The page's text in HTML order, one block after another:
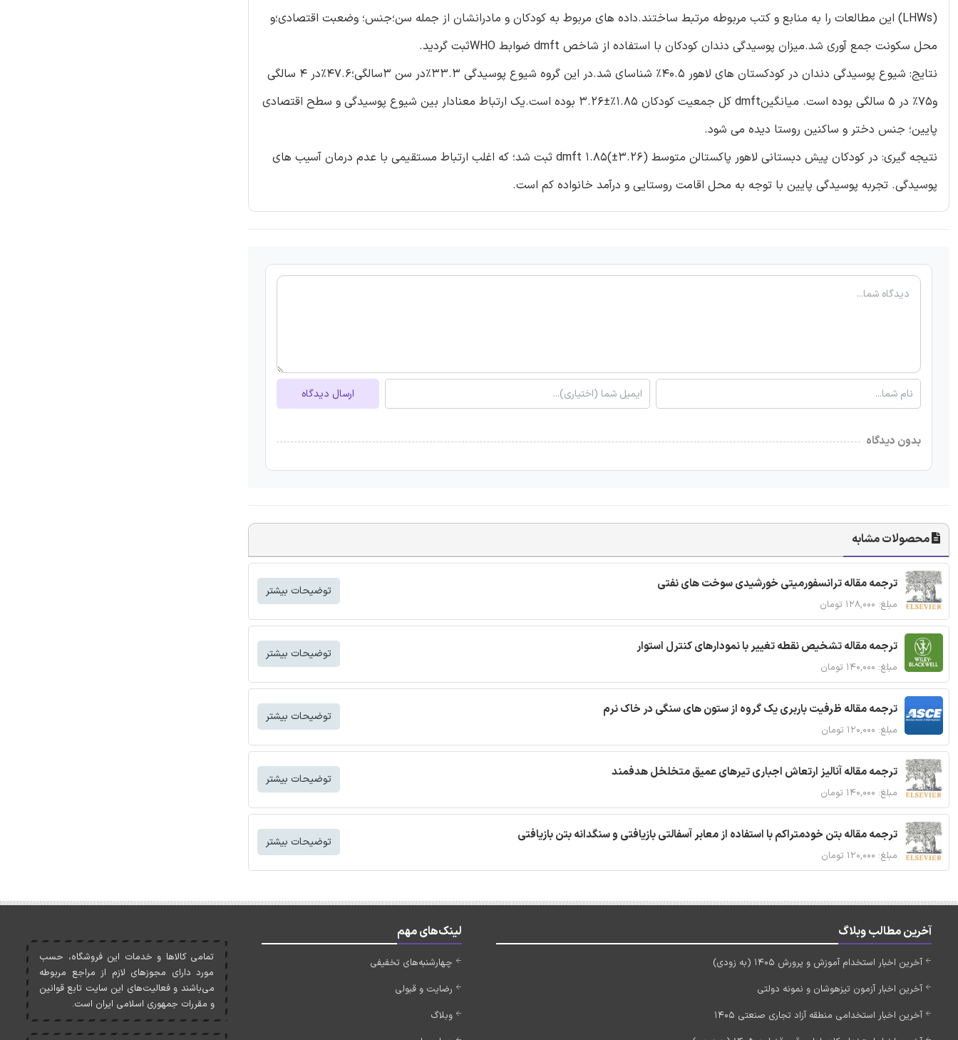
(LHWs) این مطالعات را به منابع و کتب مربوطه مرتبط ساختند.داده های مربوط به کودکان و مادرانشان از جمله سن؛جنس؛ وضعبت اقتصادی؛و
محل سکونت جمع آوری شد.میزان پوسیدگی دندان کودکان با استفاده از شاخص dmft ضوابط WHOثبت گردید.
نتایج: شیوع پوسیدگی دندان در کودکستان های لاهور 40.5٪ شناسای شد.در این گروه شیوع پوسیدگی 33.3٪در سن 3سالگی؛47.6٪در 4 سالگی
و75٪ در 5 سالگی بوده است. میانگینdmft کل جمعیت کودکان 1.85٪±3.26 بوده است.یک ارتباط معنادار بین شیوع پوسیدگی و سطح اقتصادی
پایین؛ جنس دختر و ساکنین روستا دیده می شود.
نتیجه گیری: در کودکان پیش دبستانی لاهور پاکستالن متوسط dmft 1.85(±3.26) ثبت شد؛ که اغلب ارتباط مستقیمی با عدم درمان آسیب های
پوسیدگی. تجربه پوسیدگی پایین با توجه به محل اقامت روستایی و درآمد خانواده کم است.
ارسال دیدگاه
بدون دیدگاه
محصولات مشابه
ترجمه مقاله ترانسفورمیتی خورشیدی سوخت های نفتی
مبلغ: ۱۲۸,۰۰۰ تومان
توضیحات بیشتر
ترجمه مقاله تشخیص نقطه تغییر با نمودارهای کنترل استوار
مبلغ: ۱۴۰,۰۰۰ تومان
توضیحات بیشتر
ترجمه مقاله ظرفیت باربری یک گروه از ستون های سنگی در خاک نرم
مبلغ: ۱۲۰,۰۰۰ تومان
توضیحات بیشتر
ترجمه مقاله آنالیز ارتعاش اجباری تیرهای عمیق متخلخل هدفمند
مبلغ: ۱۴۰,۰۰۰ تومان
توضیحات بیشتر
ترجمه مقاله بتن خودمتراکم با استفاده از معابر آسفالتی بازیافتی و سنگدانه بتن بازیافتی
مبلغ: ۱۲۰,۰۰۰ تومان
توضیحات بیشتر
آخرین مطالب وبلاگ
آخرین اخبار استخدام آموزش و پرورش 1405 (به زودی)
آخرین اخبار آزمون تیزهوشان و نمونه دولتی
آخرین اخبار استخدامی منطقه آزاد تجاری صنعتی 1405
لینک‌های مهم
چهارشنبه‌های تخفیفی
رضایت و قبولی
وبلاگ
تمامی کالاها و خدمات اين فروشگاه، حسب
مورد دارای مجوزهای لازم از مراجع مربوطه
می‌باشند و فعاليت‌های اين سايت تابع قوانين
و مقررات جمهوری اسلامی ايران است.